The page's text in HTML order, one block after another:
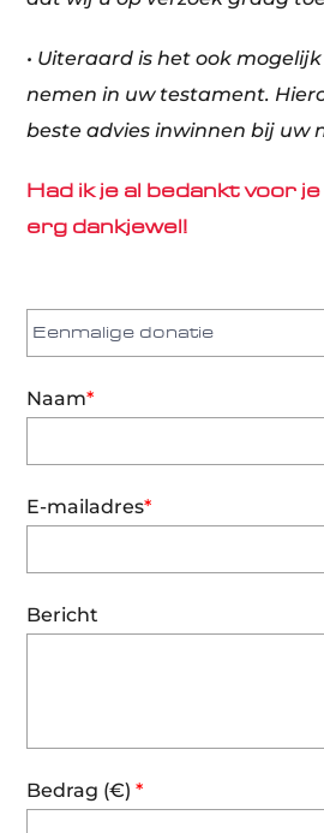
• Uiteraard is het ook
nemen in uw testament.
beste advies inwinnen bij uw
Had ik je al bedankt voor
erg dankjewel!
Naam*
E-mailadres*
Bericht
Bedrag (€)*